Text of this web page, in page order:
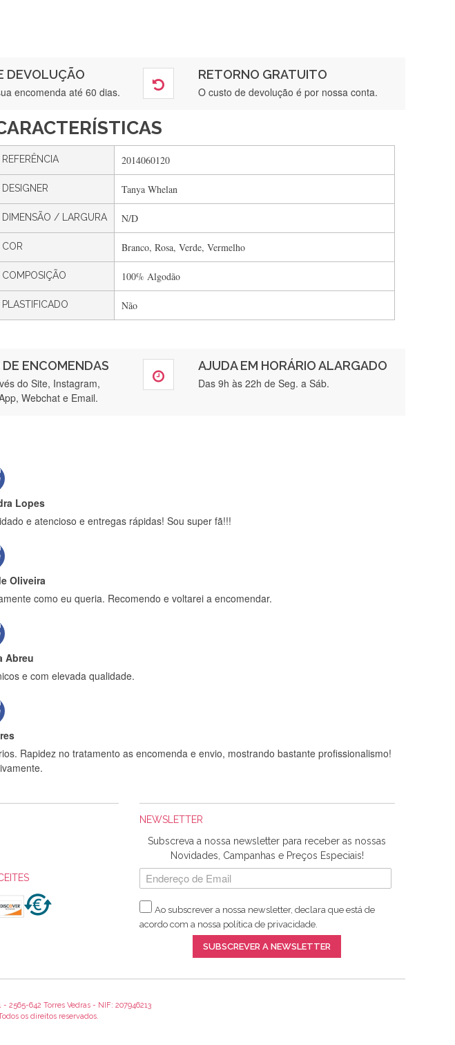
DEVOLUÇÃO
encomenda até 60 dias.
RETORNO GRATUITO
O custo de devolução é por nossa conta.
REFERÊNCIA 2014060120
DESIGNER Tanya Whelan
DIMENSÃO / LARGURA N/D
COR Branco, Rosa, Verde, Vermelho
COMPOSIÇÃO 100% Algodão
PLASTIFICADO Não
ENCOMENDAS
do Site, Instagram,
Webchat e Email.
AJUDA EM HORÁRIO ALARGADO
Das 9h às 22h de Seg. a Sáb.
Volto a encomendar.
rápido. recomendo
encomenda feita de muitas certamente❤️
para o transporte, muito obrigada , serviço 5 estrelas
Lopes
e atencioso e entregas rápidas! Sou super fã!!!
Oliveira
como eu queria. Recomendo e voltarei a encomendar.
Abreu
e com elevada qualidade.
Rapidez no tratamento as encomenda e envio, mostrando bastante profissionalismo!
Mestre
gostei muito dos tecidos.
satisfeita com os produtos adquiridos. Relativamente à bolsa, tem um tecido com um
na vossa loja, têm excelentes artigos a um preço muito justo. A expedição da
NEWSLETTER
Subscreva a nossa newsletter para receber as nossas
Novidades, Campanhas e Preços Especiais!
Ao subscrever a nossa newsletter, declara que está de
acordo com a nossa política de privacidade.
SUBSCREVER A NEWSLETTER
2565-642 Torres Vedras - NIF: 207946213
os direitos reservados.